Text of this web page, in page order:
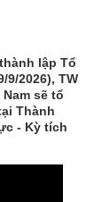
lập Tổ
9/2026), TW
sẽ tổ
Thành
- Kỳ tích